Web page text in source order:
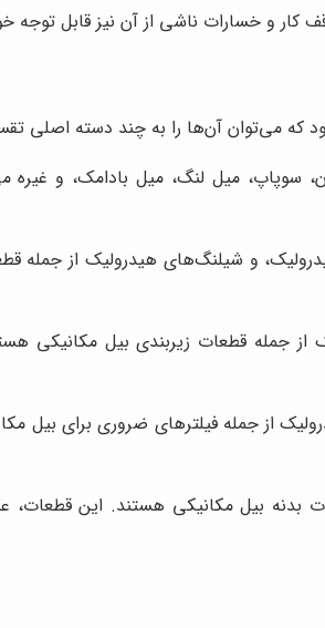
کار و خسارات ناشی از آن نیز قابل توجه
که می‌توان آن‌ها را به چند دسته اصلی
سوپاپ، میل لنگ، میل بادامک، و
و شیلنگ‌های هیدرولیک از جمله
از جمله قطعات زیربندی بیل مکانیکی
از جمله فیلترهای ضروری برای
بدنه بیل مکانیکی هستند. این قطعات،